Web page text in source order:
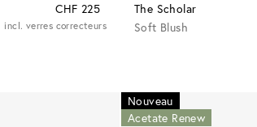
CHF 225
incl. verres correcteurs
The Scholar
Soft Blush
Nouveau
Acetate Renew